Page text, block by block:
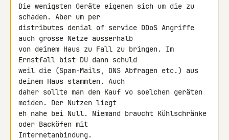
Die wenigsten Geräte eigenen sich um die zu
schaden. Aber um per
distributes denial of service DDoS Angriffe
auch grosse Netze ausserhalb
von deinem Haus zu Fall zu bringen. Im
Ernstfall bist DU dann schuld
weil die (Spam-Mails, DNS Abfragen etc.) aus
deinem Haus stammten. Auch
daher sollte man den Kauf vo soelchen geräten
meiden. Der Nutzen liegt
eh nahe bei Null. Niemand braucht Kühlschränke
oder Backöfen mit
Internetanbindung.